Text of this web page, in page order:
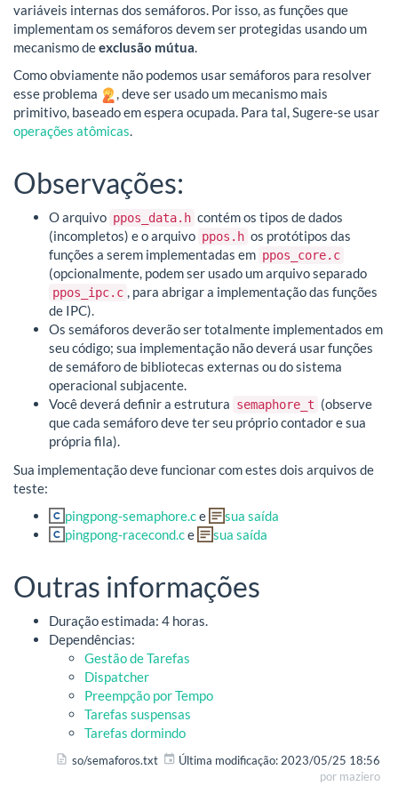
variáveis internas dos semáforos. Por isso, as funções que
implementam os semáforos devem ser protegidas usando um
mecanismo deexclusão mútua.
Como obviamente não podemos usar semáforos para resolver
esse problema
, deve ser usado um mecanismo mais
primitivo, baseado em espera ocupada. Para tal, Sugere-se usar
operações atômicas.
Observações:
O arquivo ppos_data.h contém os tipos de dados
(incompletos) e o arquivo ppos.h os protótipos das
funções a serem implementadas em ppos_core.c
(opcionalmente, podem ser usado um arquivo separado
ppos_ipc.c , para abrigar a implementação das funções
de IPC).
Os semáforos deverão ser totalmente implementados em
seu código; sua implementação não deverá usar funções
de semáforo de bibliotecas externas ou do sistema
operacional subjacente.
Você deverá definir a estrutura semaphore_t (observe
que cada semáforo deve ter seu próprio contador e sua
própria fila).
Sua implementação deve funcionar com estes dois arquivos de
teste:
pingpong-semaphore.ce
sua saída
pingpong-racecond.ce sua saída
Outras informações
Duração estimada: 4 horas.
Dependências:
Gestão de Tarefas
Dispatcher
Preempção por Tempo
Tarefas suspensas
Tarefas dormindo
so/semaforos.txt Última modificação: 2023/05/25 18:56
por maziero